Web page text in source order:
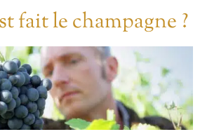
fait le champagne ?